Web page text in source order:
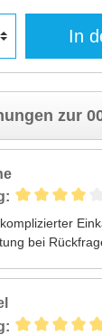
In
zur
bei